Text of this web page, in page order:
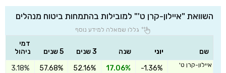
השוואת "איילון-קרן ט'" למובילות בהתמחות ביטוח מנהלים
גללו שמאלה למידע נוסף
שם יוני שנה 3 שנים 5 שנים
דמי
ניהול
איילון-קרן ט' -1.36%
17.06%
52.16%
57.68%
3.18%